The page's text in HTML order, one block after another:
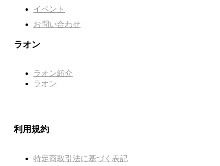
イベント
お問い合わせ
ラオン
ラオン紹介
ラオン
利用規約
特定商取引法に基づく表記